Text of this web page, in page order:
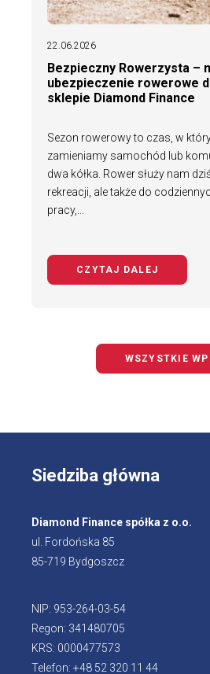
22.06.2026
Bezpieczny Rowerzysta –
ubezpieczenie rowerowe
sklepie Diamond Finance
Sezon rowerowy to czas, w
zamieniamy samochód lub
dwa kółka. Rower służy nam
rekreacji, ale także do
pracy,…
CZYTAJ DALEJ
WSZYSTKIE
Siedziba główna
Diamond Finance spółka z o.o.
ul. Fordońska 85
85-719 Bydgoszcz
NIP: 953-264-03-54
Regon: 341480705
KRS: 0000477573
Telefon: +48 52 320 11 44